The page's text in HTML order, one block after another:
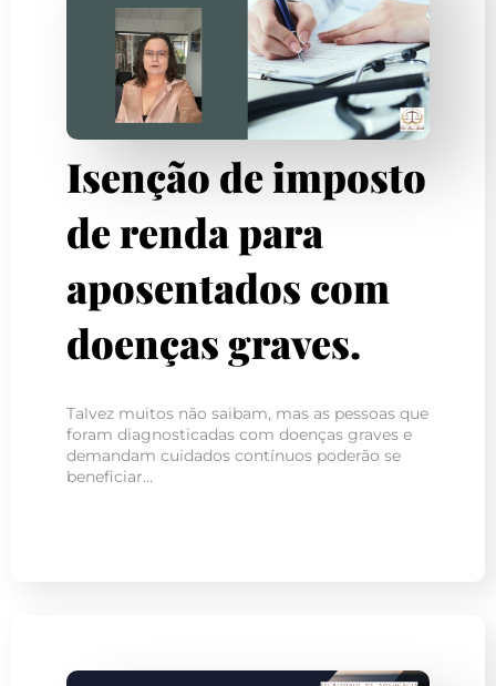
Isenção de imposto
de renda para
aposentados com
doenças graves.
Talvez muitos não saibam, mas as pessoas que
foram diagnosticadas com doenças graves e
demandam cuidados contínuos poderão se
beneficiar…